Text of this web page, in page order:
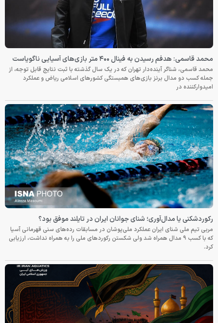
محمد قاسمی: هدفم رسیدن به فینال ۴۰۰ متر بازی‌های آسیایی ناگویاست
محمد قاسمی، شناگر آینده‌دار تهران که در یک سال گذشته با ثبت نتایج قابل توجه، از
جمله کسب دو مدال برنز بازی‌های همبستگی کشورهای اسلامی ریاض و عملکرد
امیدوارکننده در
رکوردشکنی یا مدال‌آوری؛ شنای جوانان ایران در تایلند موفق بود؟
مربی تیم ملی شنای ایران عملکرد ملی‌پوشان در مسابقات رده‌های سنی قهرمانی آسیا
که با کسب ۹ مدال همراه شد ولی شکستن رکوردهای ملی را به همراه نداشت، ارزیابی
کرد.